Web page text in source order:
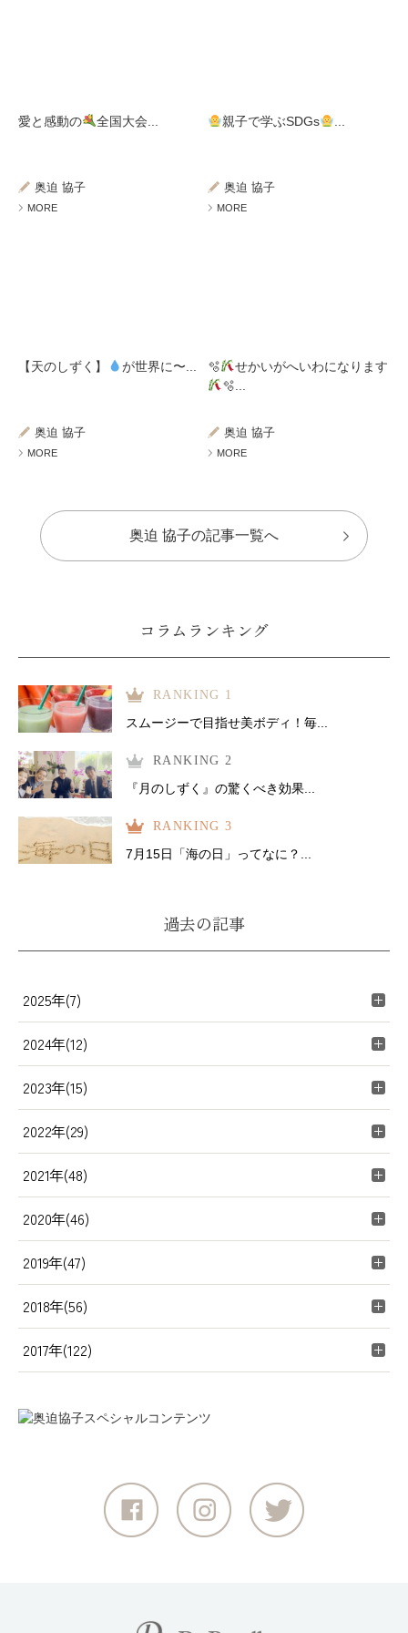
愛と感動の 全国大会...
奥迫 協子
MORE
親子で学ぶSDGs
奥迫 協子
MORE
【天のしずく】 が世界に〜...
奥迫 協子
MORE
🫧
せかいがへいわになります
🫧...
奥迫 協子
MORE
奥迫 協子の記事一覧へ
コラムランキング
RANKING 1
スムージーで目指せ美ボディ！毎...
RANKING 2
『月のしずく』の驚くべき効果...
RANKING 3
7月15日「海の日」ってなに？...
過去の記事
2025年(7)
2024年(12)
2023年(15)
2022年(29)
2021年(48)
2020年(46)
2019年(47)
2018年(56)
2017年(122)